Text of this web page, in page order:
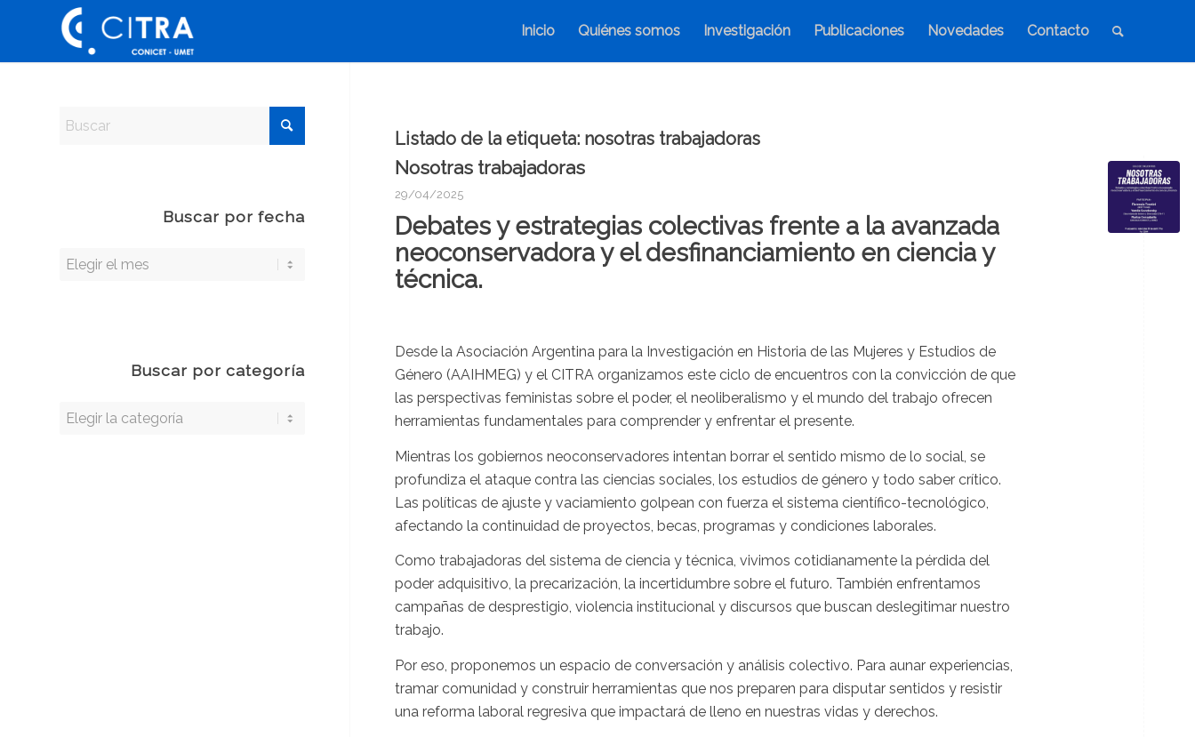
Inicio Quiénes somos Investigación Publicaciones Novedades Contacto
Listado de la etiqueta: nosotras trabajadoras
Nosotras trabajadoras
29/04/2025
Debates y estrategias colectivas frente a la avanzada
neoconservadora y el desfinanciamiento en ciencia y
técnica.
Desde la Asociación Argentina para la Investigación en Historia de las Mujeres y Estudios de
Género (AAIHMEG) y el CITRA organizamos este ciclo de encuentros con la convicción de que
las perspectivas feministas sobre el poder, el neoliberalismo y el mundo del trabajo ofrecen
herramientas fundamentales para comprender y enfrentar el presente.
Mientras los gobiernos neoconservadores intentan borrar el sentido mismo de lo social, se
profundiza el ataque contra las ciencias sociales, los estudios de género y todo saber crítico.
Las políticas de ajuste y vaciamiento golpean con fuerza el sistema científico-tecnológico,
afectando la continuidad de proyectos, becas, programas y condiciones laborales.
Como trabajadoras del sistema de ciencia y técnica, vivimos cotidianamente la pérdida del
poder adquisitivo, la precarización, la incertidumbre sobre el futuro. También enfrentamos
campañas de desprestigio, violencia institucional y discursos que buscan deslegitimar nuestro
trabajo.
Por eso, proponemos un espacio de conversación y análisis colectivo. Para aunar experiencias,
tramar comunidad y construir herramientas que nos preparen para disputar sentidos y resistir
una reforma laboral regresiva que impactará de lleno en nuestras vidas y derechos.
Buscar por fecha
Buscar por categoría